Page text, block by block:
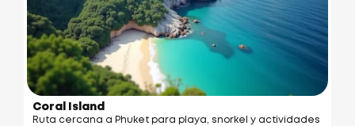
Coral Island
Ruta cercana a Phuket para playa, snorkel y actividades